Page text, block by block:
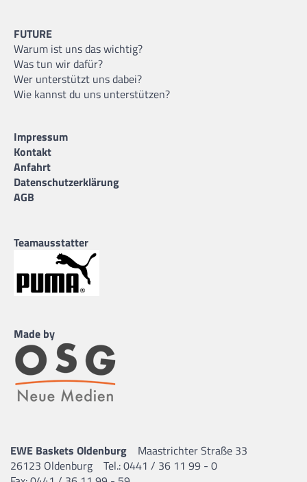
FUTURE
Warum ist uns das wichtig?
Was tun wir dafür?
Wer unterstützt uns dabei?
Wie kannst du uns unterstützen?
Impressum
Kontakt
Anfahrt
Datenschutzerklärung
AGB
Teamausstatter
Made by
EWE Baskets Oldenburg
Maastrichter Straße 33
26123 Oldenburg
Tel.: 0441 / 36 11 99 - 0